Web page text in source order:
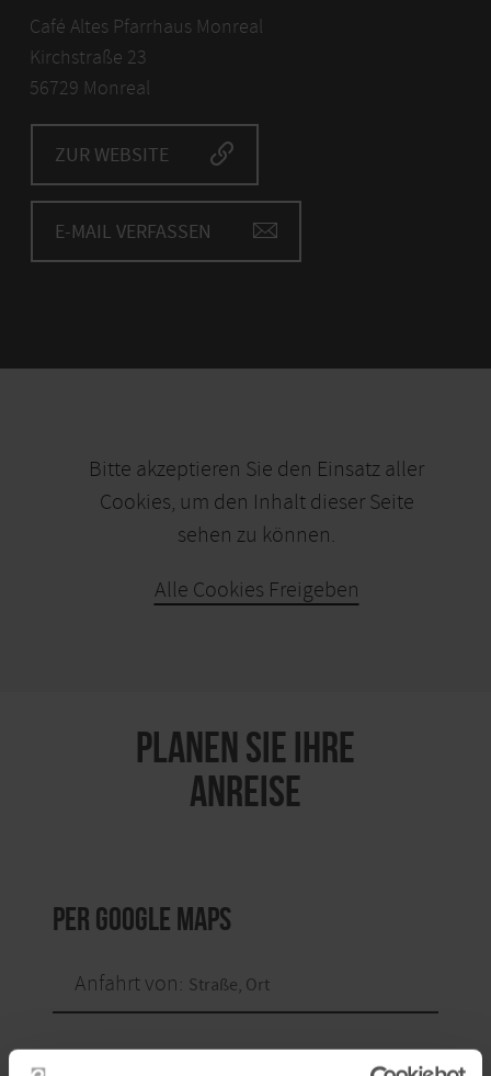
Café Altes Pfarrhaus Monreal
Kirchstraße 23
56729 Monreal
ZUR WEBSITE
E-MAIL VERFASSEN
Bitte akzeptieren Sie den Einsatz aller
Cookies, um den Inhalt dieser Seite
sehen zu können.
Alle Cookies Freigeben
PLANEN SIE IHRE
ANREISE
per Google Maps
Anfahrt von: